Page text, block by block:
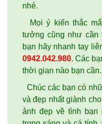
nhé.
Mọi ý kiến thắc
tưởng cũng như cần
bạn hãy nhanh tay
0942.042.980. Các
thời gian nào bạn cần.
Chúc các bạn có
và đẹp nhất giành
ảnh đẹp về tình bạn